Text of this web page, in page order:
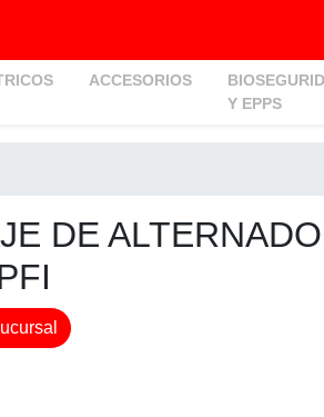
ACCESORIOS
Y EPPS
DE